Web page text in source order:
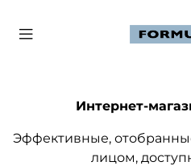
Интернет-
Эффективные,
лицом,